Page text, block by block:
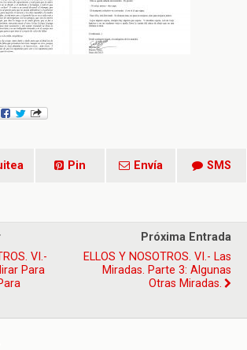
Pin Envía SMS
VI.-
Para
Próxima Entrada
ELLOS Y NOSOTROS. VI.- Las
Miradas. Parte 3: Algunas
Otras Miradas.